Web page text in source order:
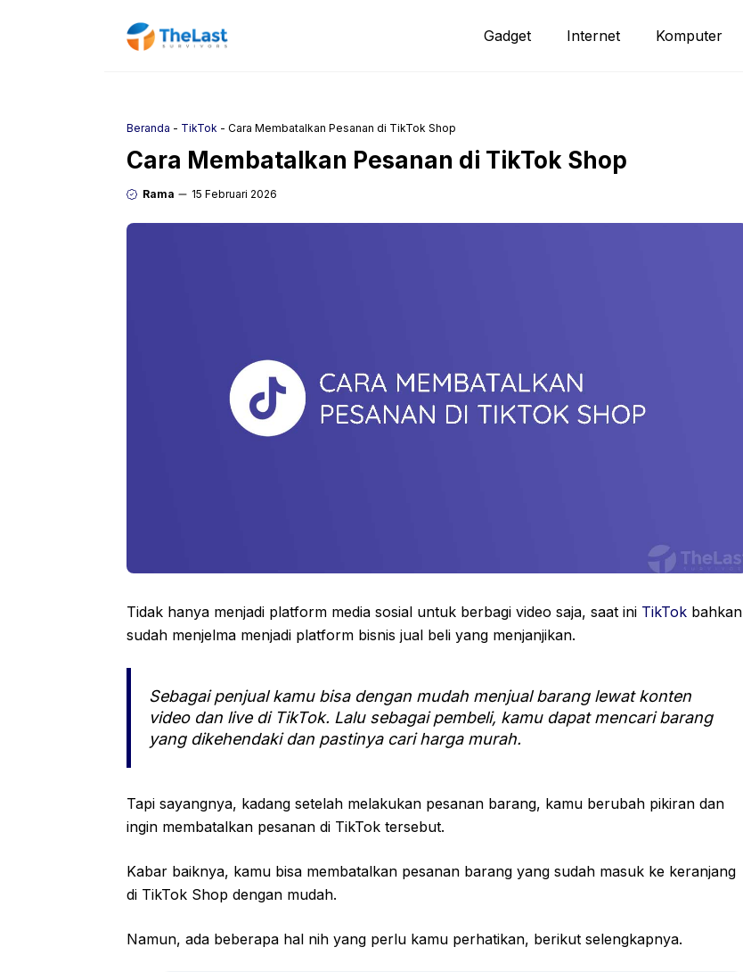
Gadget Internet Komputer
Beranda - TikTok - Cara Membatalkan Pesanan di TikTok Shop
Cara Membatalkan Pesanan di TikTok Shop
Rama 15 Februari 2026
Tidak hanya menjadi platform media sosial untuk berbagi video saja, saat ini TikTok bahkan
sudah menjelma menjadi platform bisnis jual beli yang menjanjikan.
Sebagai penjual kamu bisa dengan mudah menjual barang lewat konten
video dan live di TikTok. Lalu sebagai pembeli, kamu dapat mencari barang
yang dikehendaki dan pastinya cari harga murah.
Tapi sayangnya, kadang setelah melakukan pesanan barang, kamu berubah pikiran dan
ingin membatalkan pesanan di TikTok tersebut.
Kabar baiknya, kamu bisa membatalkan pesanan barang yang sudah masuk ke keranjang
di TikTok Shop dengan mudah.
Namun, ada beberapa hal nih yang perlu kamu perhatikan, berikut selengkapnya.